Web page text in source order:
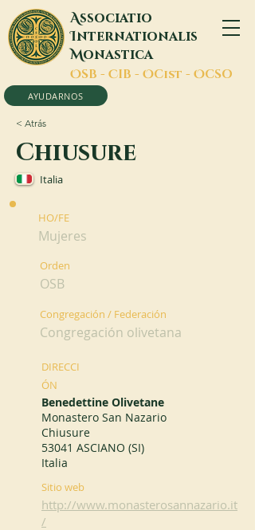
Associatio
Internationalis
Monastica
OSB - CIB - OCist - OCSO
AYUDARNOS
< Atrás
Chiusure
Italia
HO/FE
Mujeres
Orden
OSB
Congregación / Federación
Congregación olivetana
DIRECCI
ÓN
Benedettine Olivetane
Monastero San Nazario
Chiusure
53041 ASCIANO (SI)
Italia
Sitio web
http://www.monasterosannazario.it
/